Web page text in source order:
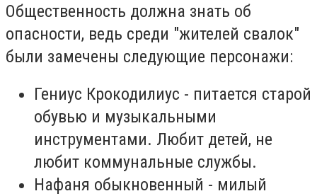
Общественность должна знать об
опасности, ведь среди "жителей свалок"
были замечены следующие персонажи:
Гениус Крокодилиус - питается старой
обувью и музыкальными
инструментами. Любит детей, не
любит коммунальные службы.
Нафаня обыкновенный - милый